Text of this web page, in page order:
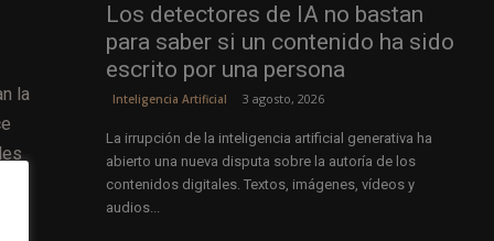
la
Los detectores de IA no bastan
para saber si un contenido ha sido
escrito por una persona
Inteligencia Artificial 3 agosto, 2026
La irrupción de la inteligencia artificial generativa ha
abierto una nueva disputa sobre la autoría de los
contenidos digitales. Textos, imágenes, vídeos y
audios...